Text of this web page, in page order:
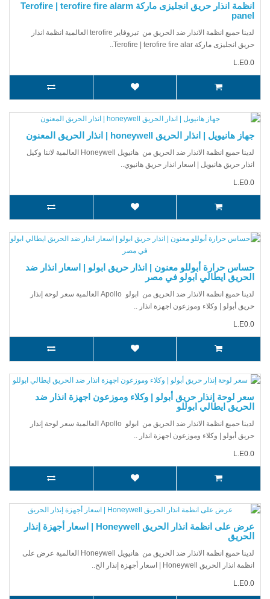
انظمة انذار حريق انجليزى ماركة Terofire | terofire fire alarm
panel
لدينا حميع انظمة الانذار ضد الحريق من تيروفاير terofire العالمية انظمة انذار
حريق انجليزى ماركة Terofire | terofire fire alar..
L.E0.0
جهاز هانيويل | انذار الحريق honeywell | انذار الحريق المعنون
لدينا حميع انظمة الانذار ضد الحريق من هانيويل Honeywell العالمية لاننا وكيل
انذار حريق هانيويل | اسعار انذار حريق هانيوي..
L.E0.0
حساس حرارة أبوللو معنون | انذار حريق ابولو | اسعار انذار ضد
الحريق ايطالي ابولو في مصر
لدينا حميع انظمة الانذار ضد الحريق من ابولو Apollo العالمية سعر لوحة إنذار
حريق أبولو | وكلاء وموزعون اجهزة انذار ..
L.E0.0
سعر لوحة إنذار حريق أبولو | وكلاء وموزعون اجهزة انذار ضد
الحريق ايطالي ابوللو
لدينا حميع انظمة الانذار ضد الحريق من ابولو Apollo العالمية سعر لوحة إنذار
حريق أبولو | وكلاء وموزعون اجهزة انذار ..
L.E0.0
عرض على انظمة انذار الحريق Honeywell | اسعار أجهزة إنذار
الحريق
لدينا حميع انظمة الانذار ضد الحريق من هانيويل Honeywell العالمية عرض على
انظمة انذار الحريق Honeywell | اسعار أجهزة إنذار الح..
L.E0.0